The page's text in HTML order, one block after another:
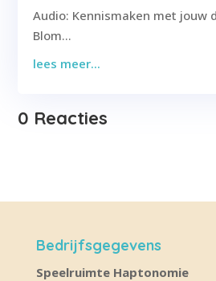
Audio: Kennismaken met jouw
Blom...
lees meer...
0 Reacties
Bedrijfsgegevens
Speelruimte Haptonomie